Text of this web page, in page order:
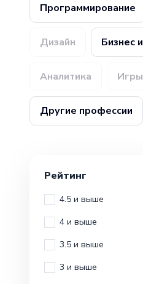
Программирование
Дизайн Бизнес
Аналитика Игры
Другие профессии
Рейтинг
4.5 и выше
4 и выше
3.5 и выше
3 и выше